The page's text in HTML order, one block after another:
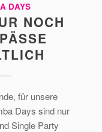
DAYS
NOCH
für unsere
Days sind nur
Single Party